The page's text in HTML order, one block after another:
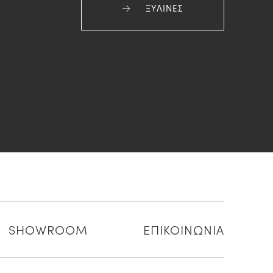
ΞΥΛΙΝΕΣ
SHOWROOM ΕΠΙΚΟΙΝΩΝΙΑ